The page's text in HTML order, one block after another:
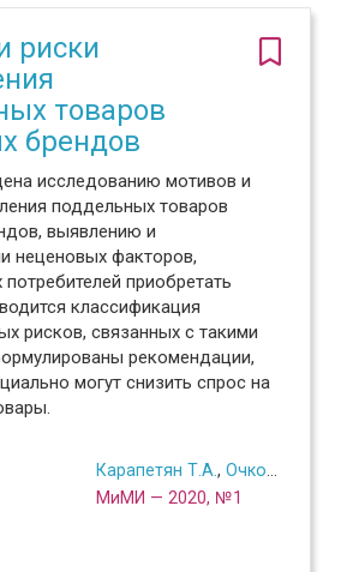
риски
товаров
брендов
исследованию мотивов и
поддельных товаров
выявлению и
неценовых факторов,
приобретать
классификация
рисков, связанных с такими
рекомендации,
могут снизить спрос на
Карапетян Т.А. , Очковская М.С.
МиМИ — 2020, №1